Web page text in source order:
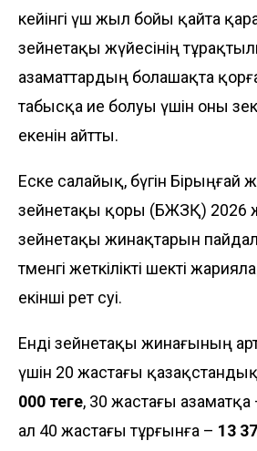
кейінгі үш жыл бойы қайта
зейнетақы жүйесінің
азаматтардың болашақта
табысқа ие болуы үшін оны
екенін айтты.
Еске салайық, бүгін Бірыңғай
зейнетақы қоры (БЖЗҚ) 2026
зейнетақы жинақтарын
төменгі жеткілікті шекті
екінші рет өсуі.
Енді зейнетақы жинағының
үшін 20 жастағы
000 теңге, 30 жастағы азаматқа
ал 40 жастағы тұрғынға – 13